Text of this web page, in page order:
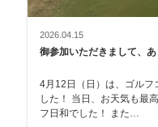
2026.04.15
御参加いただきまして、あ
4月12日（日）は、ゴルフ
した！ 当日、お天気も最高で、暖かく、風もなく、絶好のゴル
フ日和でした！ また…